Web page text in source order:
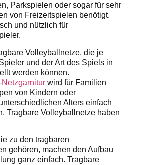
Parkspielen oder sogar für sehr
von Freizeitspielen benötigt.
und nützlich für
Volleyballnetze, die je
und der Art des Spiels in
werden können.
wird für Familien
von Kindern oder
Alters einfach
Tragbare Volleyballnetze haben
zu den tragbaren
gehören, machen den Aufbau
ganz einfach. Tragbare